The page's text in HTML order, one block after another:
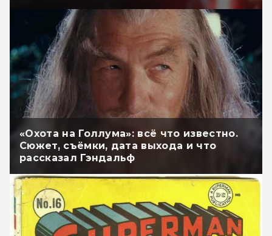
«Охота на Голлума»: всё что известно.
Сюжет, съёмки, дата выхода и что
рассказал Гэндальф